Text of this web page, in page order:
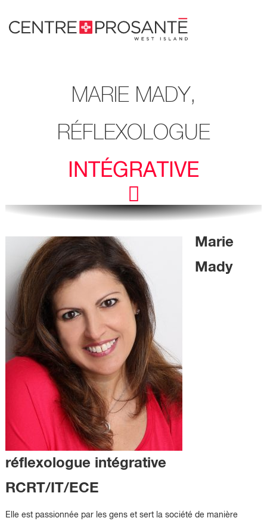
contenu.
MARIE MADY,
RÉFLEXOLOGUE
INTÉGRATIVE
Marie
Mady
réflexologue intégrative
RCRT/IT/ECE
Elle est passionnée par les gens et sert la société de manière